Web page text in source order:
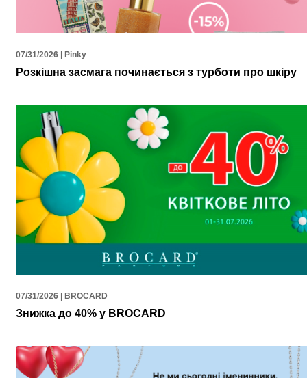
07/31/2026 | Pinky
Розкішна засмага починається з турботи про шкіру
07/31/2026 | BROCARD
Знижка до 40% у BROCARD